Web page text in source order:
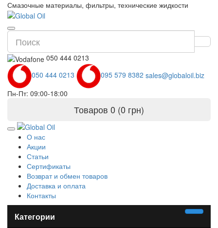
Смазочные материалы, фильтры, технические жидкости
050 444 0213
050 444 0213
095 579 8382 sales@globaloil.biz
Пн-Пт: 09:00-18:00
Товаров 0 (0 грн)
О нас
Акции
Статьи
Сертификаты
Возврат и обмен товаров
Доставка и оплата
Контакты
Категории